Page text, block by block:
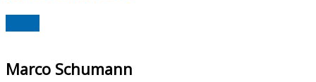
Marco Schumann